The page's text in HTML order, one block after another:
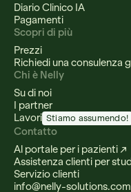
Diario Clinico IA
Pagamenti
Scopri di più
Prezzi
Richiedi una consulenza
Chi è Nelly
Su di noi
I partner
Lavori Stiamo assumendo!
Contatto
Al portale per i pazienti ↗
Assistenza clienti per
Servizio clienti
info@nelly-solutions.com